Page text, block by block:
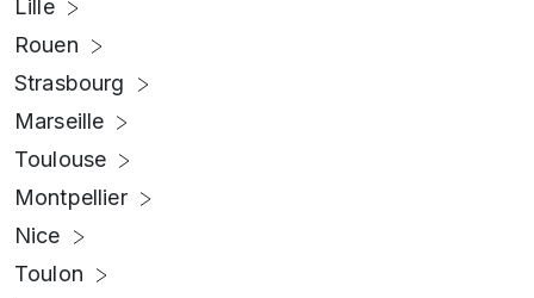
Lille
Rouen
Strasbourg
Marseille
Toulouse
Montpellier
Nice
Toulon